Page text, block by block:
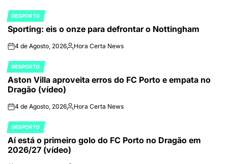
POSTED
IN
DESPORTO
Sporting: eis o onze para defrontar o Nottingham
on4 de Agosto, 2026Publicado
Hora Certa News
POSTED
IN
DESPORTO
Aston Villa aproveita erros do FC Porto e empata no
Dragão (vídeo)
on4 de Agosto, 2026Publicado
Hora Certa News
POSTED
IN
DESPORTO
Aí está o primeiro golo do FC Porto no Dragão em
2026/27 (vídeo)